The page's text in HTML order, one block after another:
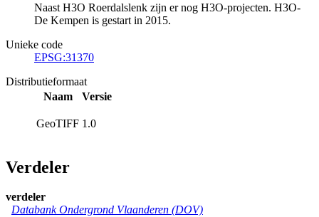
Naast H3O Roerdalslenk zijn er nog H3O-projecten. H3O-
De Kempen is gestart in 2015.
Unieke code
EPSG:31370
Distributieformaat
Naam
Versie
GeoTIFF 1.0
Verdeler
verdeler
Databank Ondergrond Vlaanderen (DOV)